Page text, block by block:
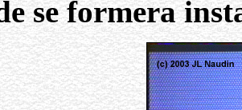
se formera